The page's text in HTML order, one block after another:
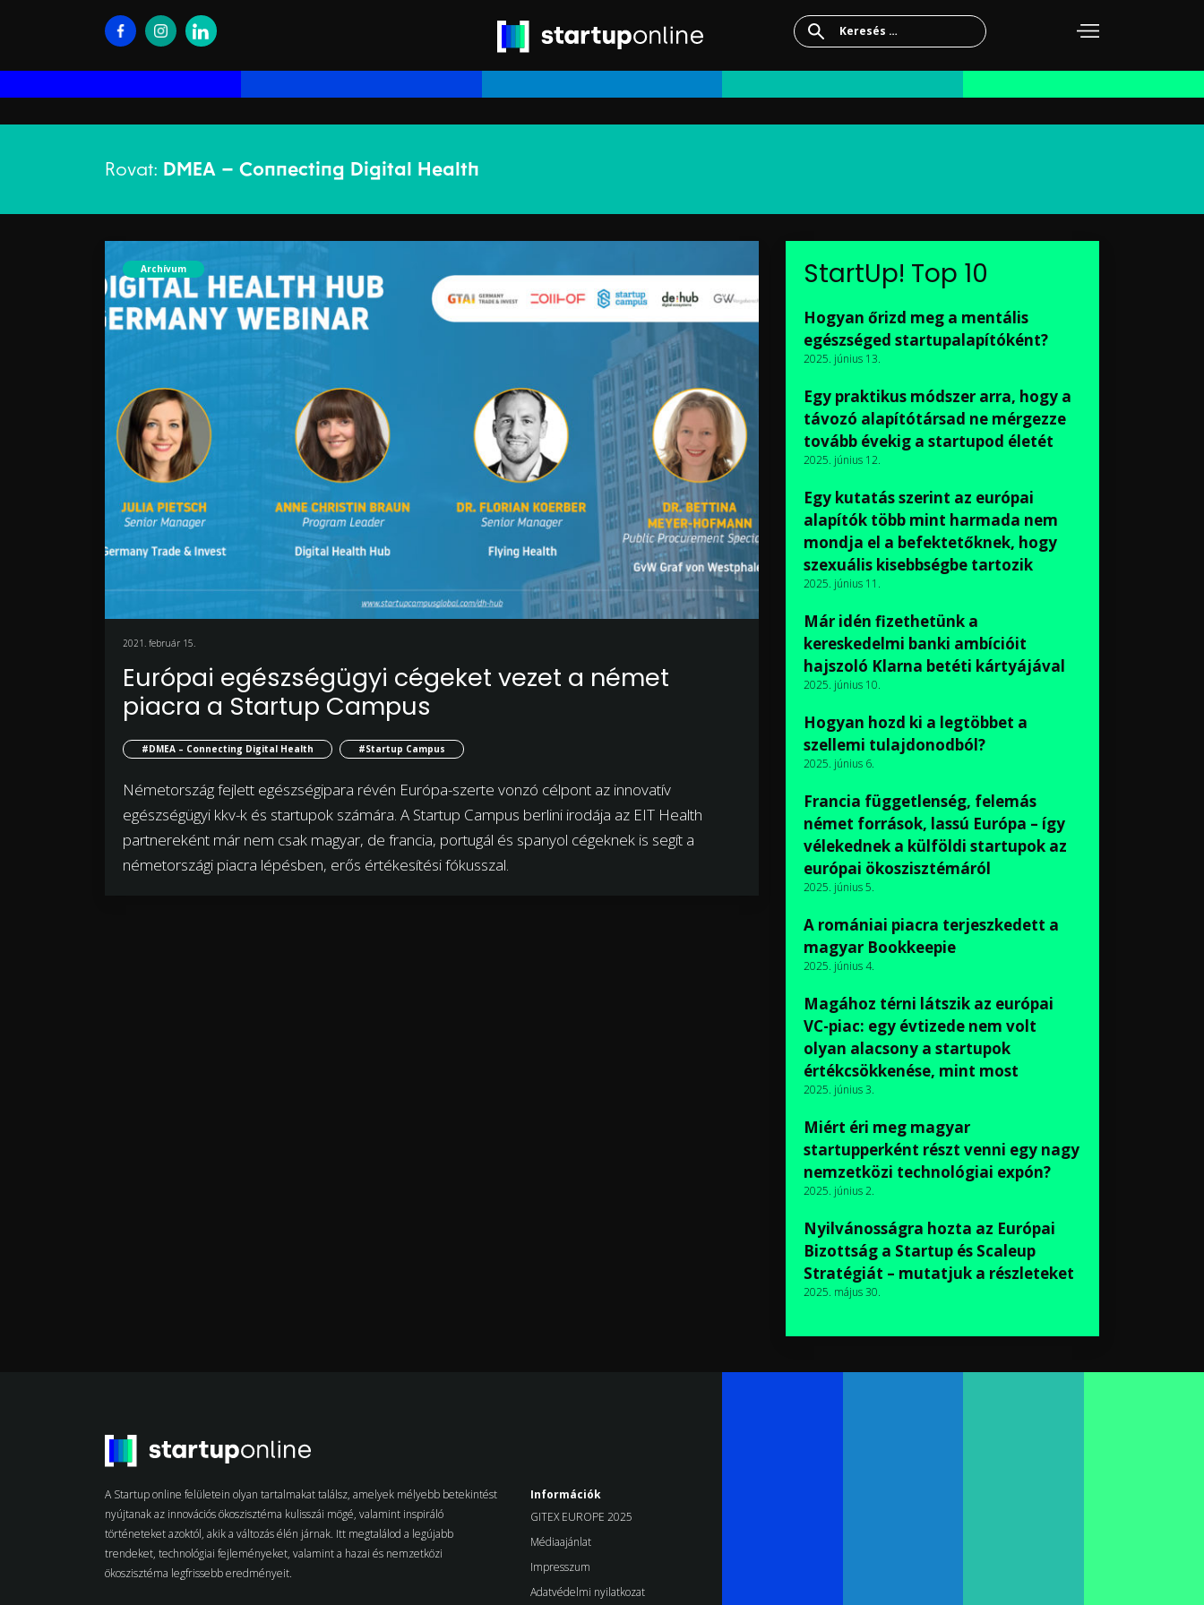
Keresés:
Rovat: DMEA – Connecting Digital Health
Archívum
2021. február 15.
Európai egészségügyi cégeket vezet a német
piacra a Startup Campus
#DMEA – Connecting Digital Health #Startup Campus
Németország fejlett egészségipara révén Európa-szerte vonzó célpont az innovatív
egészségügyi kkv-k és startupok számára. A Startup Campus berlini irodája az EIT Health
partnereként már nem csak magyar, de francia, portugál és spanyol cégeknek is segít a
németországi piacra lépésben, erős értékesítési fókusszal.
StartUp! Top 10
Hogyan őrizd meg a mentális
egészséged startupalapítóként?
2025. június 13.
Egy praktikus módszer arra, hogy a
távozó alapítótársad ne mérgezze
tovább évekig a startupod életét
2025. június 12.
Egy kutatás szerint az európai
alapítók több mint harmada nem
mondja el a befektetőknek, hogy
szexuális kisebbségbe tartozik
2025. június 11.
Már idén fizethetünk a
kereskedelmi banki ambícióit
hajszoló Klarna betéti kártyájával
2025. június 10.
Hogyan hozd ki a legtöbbet a
szellemi tulajdonodból?
2025. június 6.
Francia függetlenség, felemás
német források, lassú Európa – így
vélekednek a külföldi startupok az
európai ökoszisztémáról
2025. június 5.
A romániai piacra terjeszkedett a
magyar Bookkeepie
2025. június 4.
Magához térni látszik az európai
VC-piac: egy évtizede nem volt
olyan alacsony a startupok
értékcsökkenése, mint most
2025. június 3.
Miért éri meg magyar
startupperként részt venni egy nagy
nemzetközi technológiai expón?
2025. június 2.
Nyilvánosságra hozta az Európai
Bizottság a Startup és Scaleup
Stratégiát – mutatjuk a részleteket
2025. május 30.
A Startup online felületein olyan tartalmakat találsz, amelyek mélyebb betekintést
nyújtanak az innovációs ökoszisztéma kulisszái mögé, valamint inspiráló
történeteket azoktól, akik a változás élén járnak. Itt megtalálod a legújabb
trendeket, technológiai fejleményeket, valamint a hazai és nemzetközi
ökoszisztéma legfrissebb eredményeit.
Információk
GITEX EUROPE 2025
Médiaajánlat
Impresszum
Adatvédelmi nyilatkozat